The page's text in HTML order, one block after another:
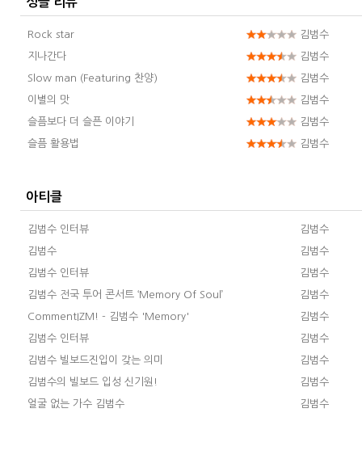
Rock star 김범수
지나간다 김범수
Slow man (Featuring 찬양) 김범수
이별의 맛 김범수
슬픔보다 더 슬픈 이야기 김범수
슬픔 활용법 김범수
아티클
김범수 인터뷰 김범수
김범수 김범수
김범수 인터뷰 김범수
김범수 전국 투어 콘서트 ‘Memory Of Soul’ 김범수
CommentIZM! - 김범수 'Memory' 김범수
김범수 인터뷰 김범수
김범수 빌보드진입이 갖는 의미 김범수
김범수의 빌보드 입성 신기원! 김범수
얼굴 없는 가수 김범수 김범수